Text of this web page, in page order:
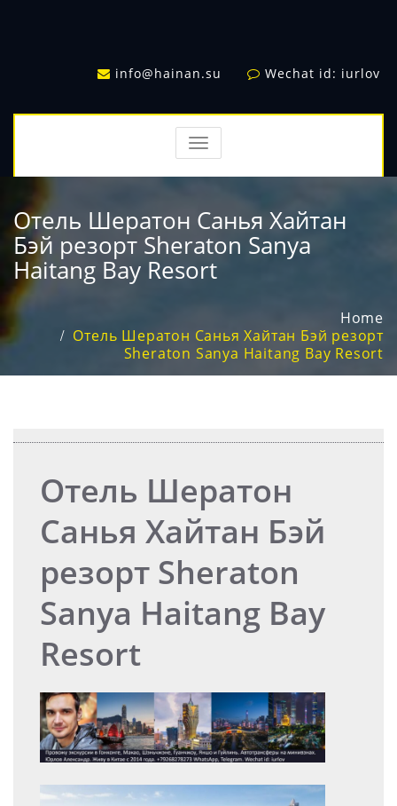
info@hainan.su Wechat id: iurlov
TOGGLE
NAVIGATION
Отель Шератон Санья Хайтан
Бэй резорт Sheraton Sanya
Haitang Bay Resort
Home
Отель Шератон Санья Хайтан Бэй резорт
Sheraton Sanya Haitang Bay Resort
Отель Шератон
Санья Хайтан Бэй
резорт Sheraton
Sanya Haitang Bay
Resort